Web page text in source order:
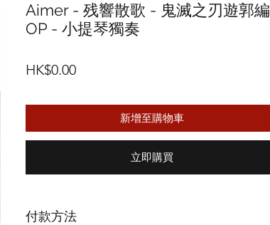
Aimer - 残響散歌 - 鬼滅之刃遊郭編
OP - 小提琴獨奏
HK$0.00價
新增至購物車
立即購買
付款方法